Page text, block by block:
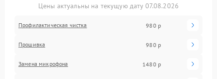
Цены актуальны на текущую дату 07.08.2026
Профилактическая чистка 980 р
Прошивка 980 р
Замена микрофона 1480 р